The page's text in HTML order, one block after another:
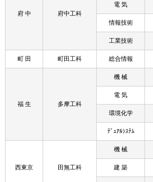
府 中 府中工科
電 気
情報技術
工業技術
町 田 町田工科 総合情報
福 生 多摩工科
機 械
電 気
環境化学
ﾃﾞｭｱﾙｼｽﾃﾑ
西東京 田無工科
機 械
建 築